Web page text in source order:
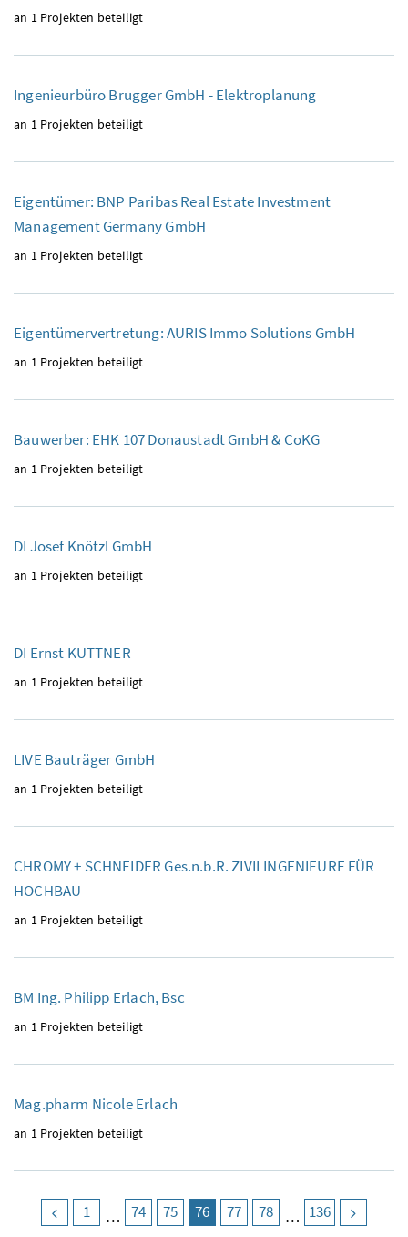
an 1 Projekten beteiligt
Ingenieurbüro Brugger GmbH - Elektroplanung
an 1 Projekten beteiligt
Eigentümer: BNP Paribas Real Estate Investment
Management Germany GmbH
an 1 Projekten beteiligt
Eigentümervertretung: AURIS Immo Solutions GmbH
an 1 Projekten beteiligt
Bauwerber: EHK 107 Donaustadt GmbH & CoKG
an 1 Projekten beteiligt
DI Josef Knötzl GmbH
an 1 Projekten beteiligt
DI Ernst KUTTNER
an 1 Projekten beteiligt
LIVE Bauträger GmbH
an 1 Projekten beteiligt
CHROMY + SCHNEIDER Ges.n.b.R. ZIVILINGENIEURE FÜR
HOCHBAU
an 1 Projekten beteiligt
BM Ing. Philipp Erlach, Bsc
an 1 Projekten beteiligt
Mag.pharm Nicole Erlach
an 1 Projekten beteiligt
vorige Seite
Seite
1 Seite
74 Seite
75 Seite
76 (aktuell)
Seite
77 Seite
78 Seite
136